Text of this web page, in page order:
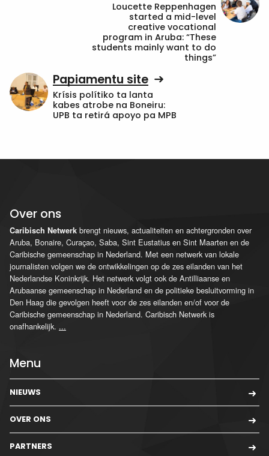
Loucette Reppenhagen
started a mid-level
creative vocational
program in Aruba: “These
students mainly want to do
things”
Papiamentu site
Krísis polítiko ta lanta
kabes atrobe na Boneiru:
UPB ta retirá apoyo pa MPB
Over ons
Caribisch Netwerk brengt nieuws, actualiteiten en achtergronden over
Aruba, Bonaire, Curaçao, Saba, Sint Eustatius en Sint Maarten en de
Caribische gemeenschap in Nederland. Met een netwerk van lokale
journalisten volgen we de ontwikkelingen op de zes eilanden van het
Nederlandse Koninkrijk. Het netwerk volgt ook de Antilliaanse en
Arubaanse gemeenschap in Nederland en de politieke besluitvorming in
Den Haag die gevolgen heeft voor de zes eilanden en/of voor de
Caribische gemeenschap in Nederland. Caribisch Netwerk is
onafhankelijk. ...
Menu
NIEUWS
OVER ONS
PARTNERS